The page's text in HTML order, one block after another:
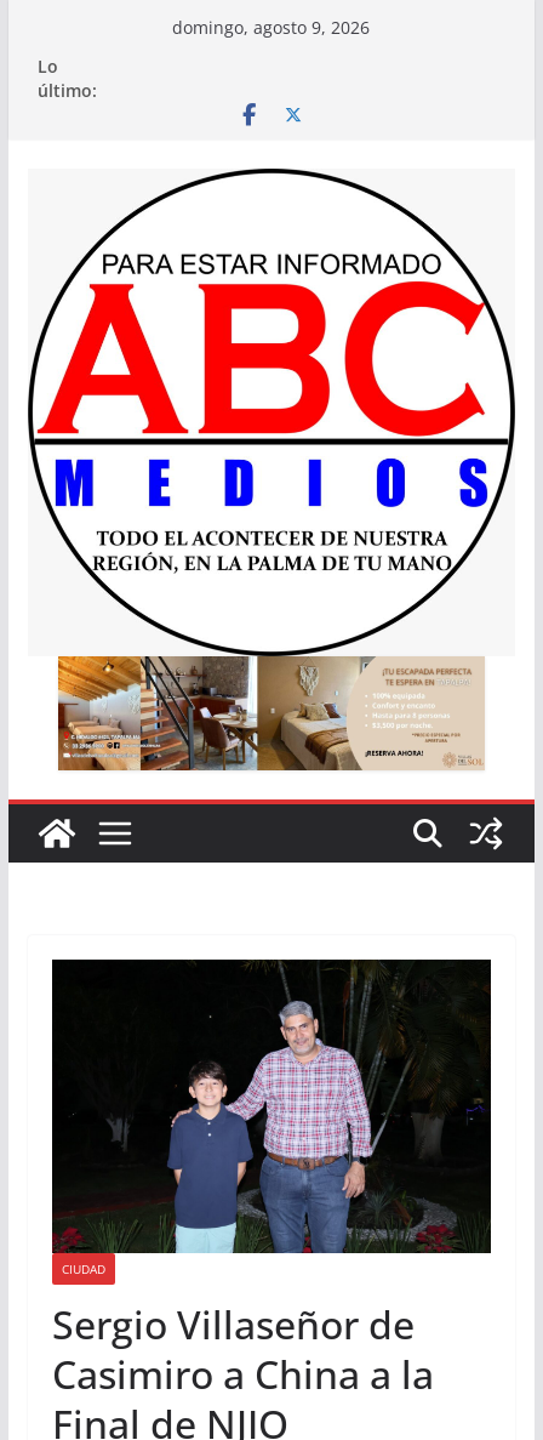
contenido
domingo, agosto 9, 2026
Lo
último:
CIUDAD
Sergio Villaseñor de
Casimiro a China a la
Final de NJIO